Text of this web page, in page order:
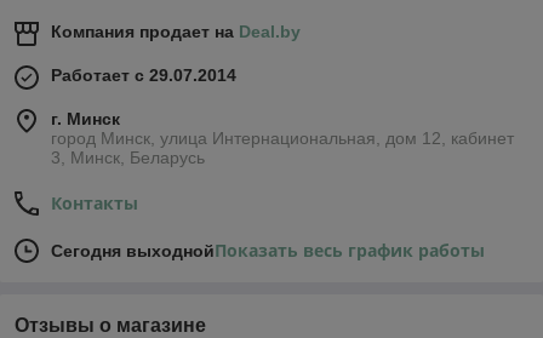
Компания продает на Deal.by
Работает с 29.07.2014
г. Минск
город Минск, улица Интернациональная, дом 12, кабинет
3, Минск, Беларусь
Контакты
Сегодня выходнойПоказать весь график работы
Отзывы о магазине